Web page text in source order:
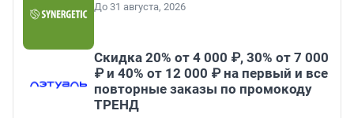
До 31 августа, 2026
Скидка 20% от 4 000 ₽, 30% от 7 000
₽ и 40% от 12 000 ₽ на первый и все
повторные заказы по промокоду
ТРЕНД